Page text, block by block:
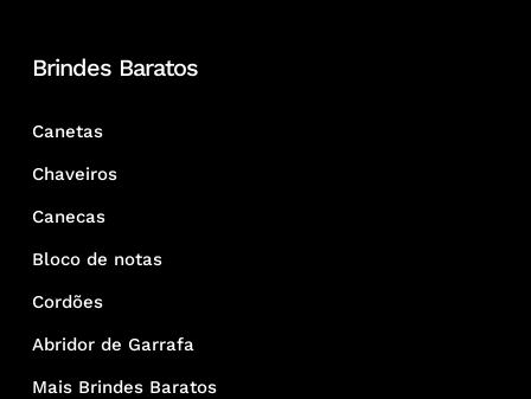
Brindes Baratos
Canetas
Chaveiros
Canecas
Bloco de notas
Cordões
Abridor de Garrafa
Mais Brindes Baratos